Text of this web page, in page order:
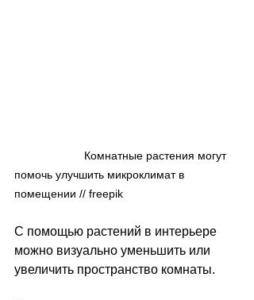
помочь улучшить микроклимат в
помещении // freepik
С помощью растений в интерьере
можно визуально уменьшить или
увеличить пространство комнаты.